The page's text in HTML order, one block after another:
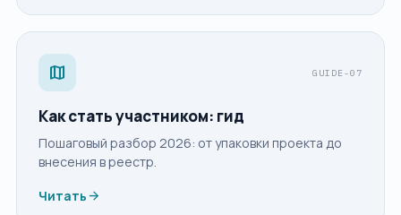
map GUIDE-07
Как стать участником: гид
Пошаговый разбор 2026: от упаковки проекта до
внесения в реестр.
Читать arrow_forward